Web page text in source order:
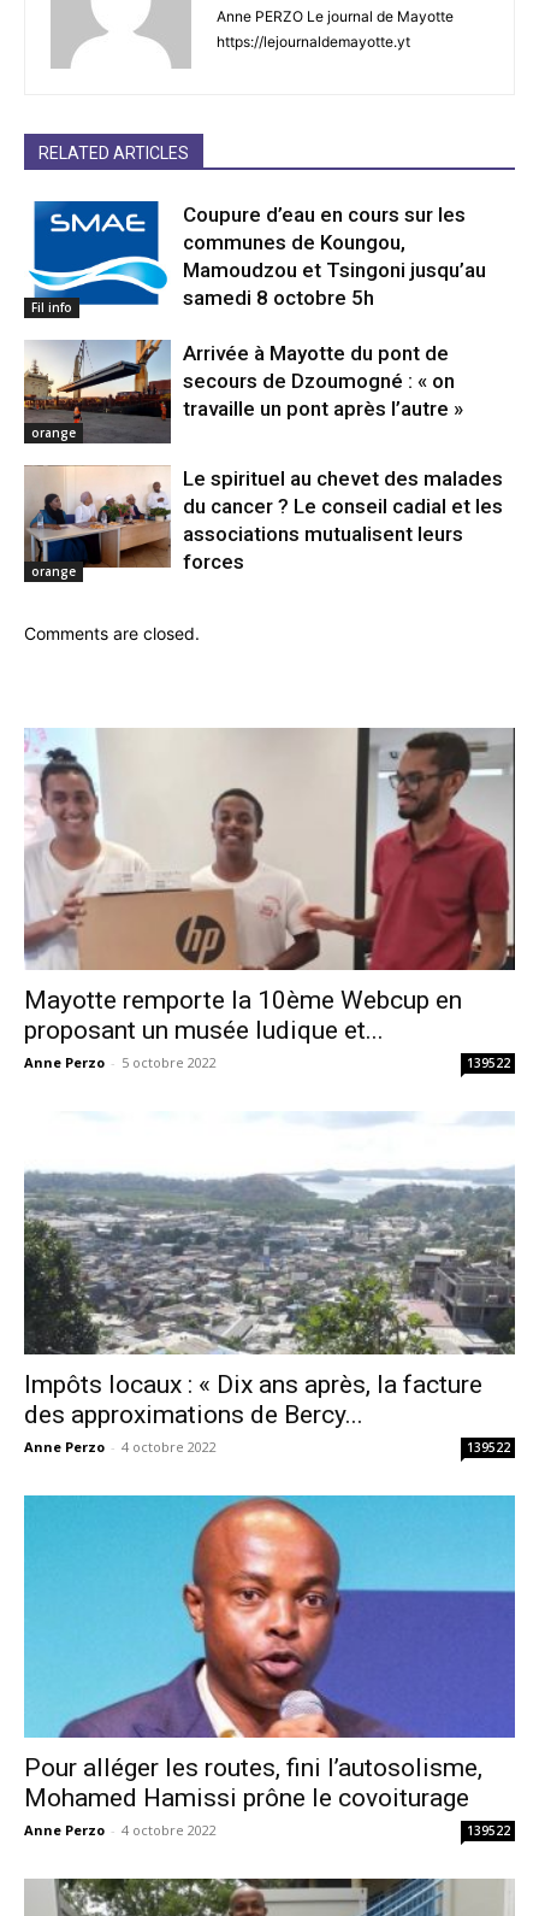
Anne PERZO Le journal de Mayotte
https://lejournaldemayotte.yt
RELATED ARTICLES
Fil info
Coupure d’eau en cours sur les
communes de Koungou,
Mamoudzou et Tsingoni jusqu’au
samedi 8 octobre 5h
orange
Arrivée à Mayotte du pont de
secours de Dzoumogné : « on
travaille un pont après l’autre »
orange
Le spirituel au chevet des malades
du cancer ? Le conseil cadial et les
associations mutualisent leurs
forces
Comments are closed.
Mayotte remporte la 10ème Webcup en
proposant un musée ludique et...
Anne Perzo - 5 octobre 2022 139522
Impôts locaux : « Dix ans après, la facture
des approximations de Bercy...
Anne Perzo - 4 octobre 2022 139522
Pour alléger les routes, fini l’autosolisme,
Mohamed Hamissi prône le covoiturage
Anne Perzo - 4 octobre 2022 139522